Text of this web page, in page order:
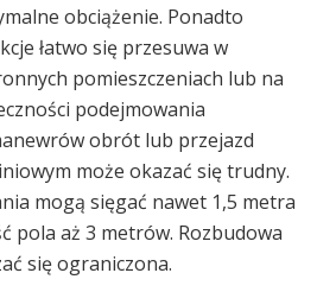
obciążenie. Ponadto
łatwo się przesuwa w
pomieszczeniach lub na
podejmowania
obrót lub przejazd
może okazać się trudny.
mogą sięgać nawet 1,5 metra
pola aż 3 metrów. Rozbudowa
się ograniczona.